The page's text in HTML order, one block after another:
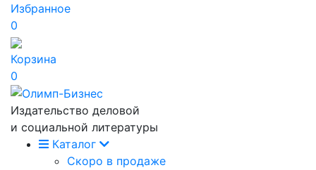
Избранное
0
Корзина
0
Издательство деловой
и социальной литературы
Каталог
Скоро в продаже